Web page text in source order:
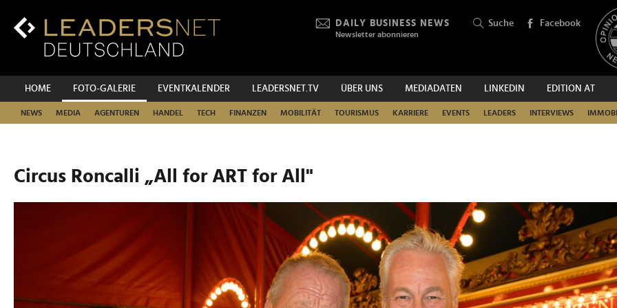
Inhalt
Hauptnavigation
DAILY BUSINESS NEWS
Newsletter abonnieren
Suche Facebook
HOME FOTO-GALERIE EVENTKALENDER LEADERSNET.TV ÜBER UNS MEDIADATEN LINKEDIN EDITION AT
NEWS MEDIA AGENTUREN HANDEL TECH FINANZEN MOBILITÄT TOURISMUS KARRIERE EVENTS LEADERS INTERVIEWS
SUCHEN
Circus Roncalli „All for ART for All"